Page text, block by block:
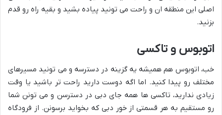
اصلی این منطقه ان و راحت می تونید پیاده بشید و بقیه راه رو قدم
بزنید.
اتوبوس و تاکسی
خب، اتوبوس هم همیشه یه گزینه در دسترسه و می تونید مسیرهای
مختلف رو پیدا کنید. اما اگه دوست دارید راحت تر باشید یا وقت
زیادی ندارید، تاکسی ها همه جای دبی در دسترسن و می تونن شما
رو مستقیم به هر قسمتی از خور دبی که بخواید برسونن. از فرودگاه